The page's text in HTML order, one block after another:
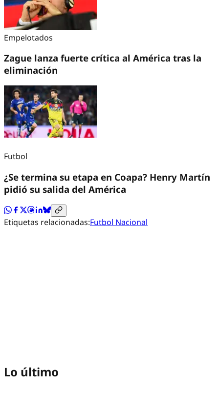
Empelotados
Zague lanza fuerte crítica al América tras la
eliminación
Futbol
¿Se termina su etapa en Coapa? Henry Martín
pidió su salida del América
Etiquetas relacionadas:Futbol Nacional
Lo último